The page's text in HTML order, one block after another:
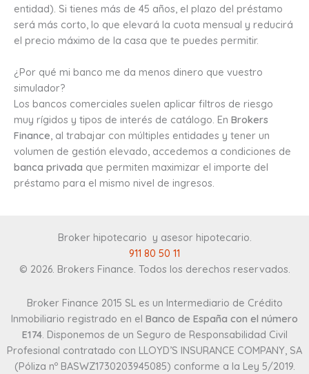
entidad). Si tienes más de 45 años, el plazo del préstamo
será más corto, lo que elevará la cuota mensual y reducirá
el precio máximo de la casa que te puedes permitir.
¿Por qué mi banco me da menos dinero que vuestro
simulador?
Los bancos comerciales suelen aplicar filtros de riesgo
muy rígidos y tipos de interés de catálogo. En Brokers
Finance, al trabajar con múltiples entidades y tener un
volumen de gestión elevado, accedemos a condiciones de
banca privada que permiten maximizar el importe del
préstamo para el mismo nivel de ingresos.
Broker hipotecario y asesor hipotecario.
911 80 50 11
© 2026. Brokers Finance. Todos los derechos reservados.
Broker Finance 2015 SL es un Intermediario de Crédito
Inmobiliario registrado en el Banco de España con el número
E174. Disponemos de un Seguro de Responsabilidad Civil
Profesional contratado con LLOYD’S INSURANCE COMPANY, SA
(Póliza nº BASWZ1730203945085) conforme a la Ley 5/2019.